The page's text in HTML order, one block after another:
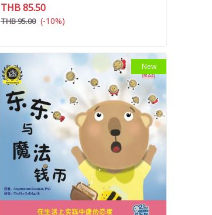
THB 85.50
THB 95.00 (-10%)
New